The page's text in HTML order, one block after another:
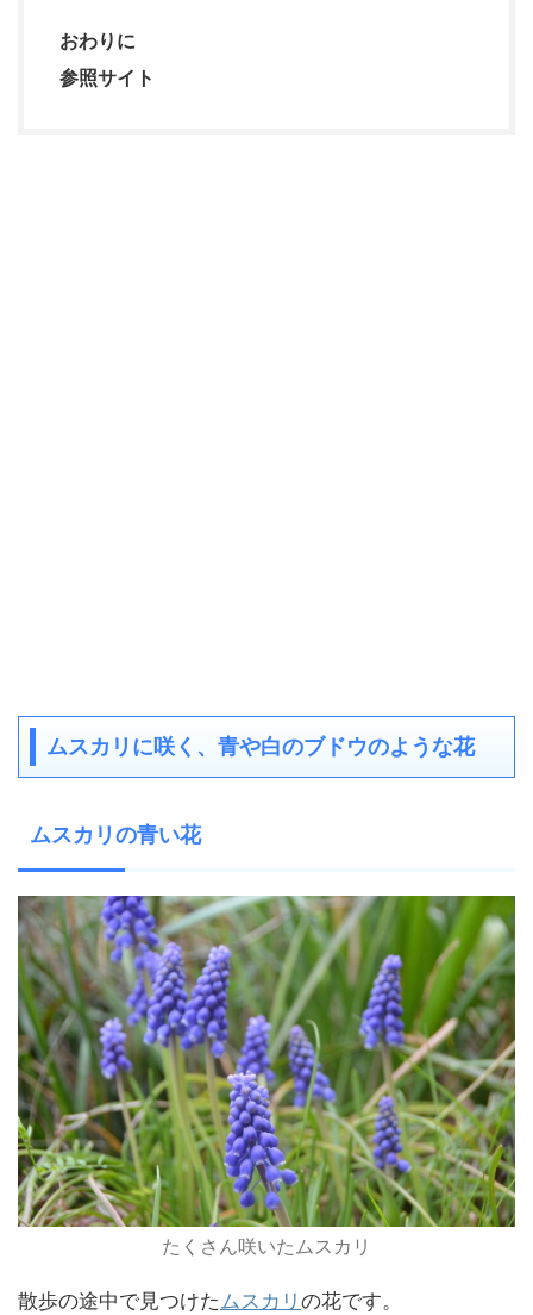
おわりに
参照サイト
ムスカリに咲く、青や白のブドウのような花
ムスカリの青い花
たくさん咲いたムスカリ
散歩の途中で見つけたムスカリ の花です。